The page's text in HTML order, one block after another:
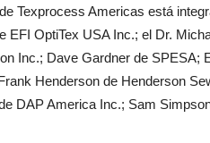
Texprocess Americas está
EFI OptiTex USA Inc.; el Dr.
Inc.; Dave Gardner de SPESA;
Henderson de Henderson
DAP America Inc.; Sam